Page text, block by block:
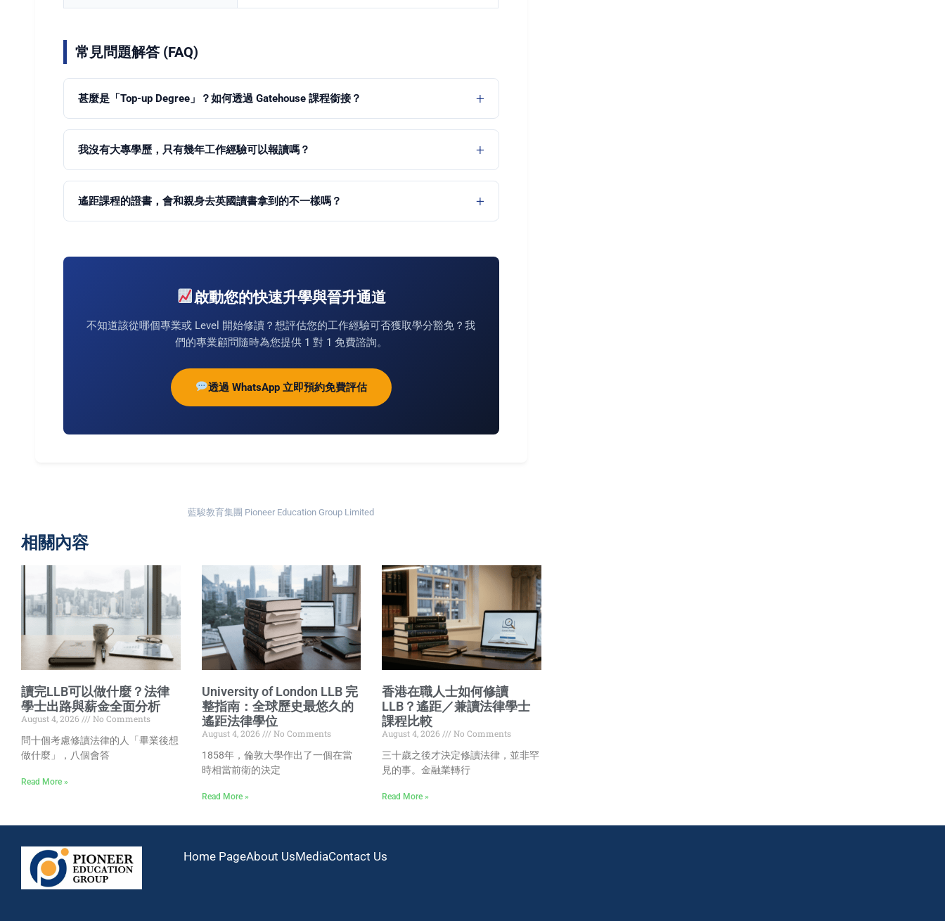
常見問題解答 (FAQ)
甚麼是「Top-up Degree」？如何透過 Gatehouse 課程銜接？
我沒有大專學歷，只有幾年工作經驗可以報讀嗎？
遙距課程的證書，會和親身去英國讀書拿到的不一樣嗎？
啟動您的快速升學與晉升通道
不知道該從哪個專業或 Level 開始修讀？想評估您的工作經驗可否獲取學分豁免？我
們的專業顧問隨時為您提供 1 對 1 免費諮詢。
透過 WhatsApp 立即預約免費評估
藍駿教育集團 Pioneer Education Group Limited
相關內容
讀完LLB可以做什麼？法律
學士出路與薪金全面分析
August 4, 2026
No Comments
問十個考慮修讀法律的人「畢業後想
做什麼」，八個會答
Read More »
University of London LLB 完
整指南：全球歷史最悠久的
遙距法律學位
August 4, 2026
No Comments
1858年，倫敦大學作出了一個在當
時相當前衛的決定
Read More »
香港在職人士如何修讀
LLB？遙距／兼讀法律學士
課程比較
August 4, 2026
No Comments
三十歲之後才決定修讀法律，並非罕
見的事。金融業轉行
Read More »
Home PageAbout UsMediaContact Us